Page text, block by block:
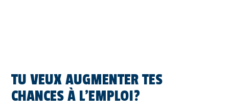
TU VEUX AUGMENTER TES
CHANCES À L’EMPLOI?